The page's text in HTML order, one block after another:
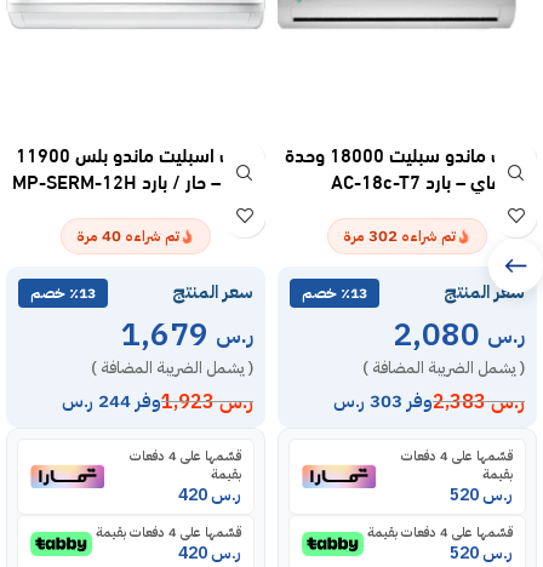
مكيف ماندو سبليت 18000 وحدة
واي فاي – بارد AC-18c-T7
تم شراءه 302 مرة
سعر المنتج ٪13 خصم
ر.س
( يشمل الضريبة المضافة )
ر.س2,383 وفر 303 ر.س
قسّمها على 4 دفعات
بقيمة
ر.س
قسّمها على 4 دفعات بقيمة
ر.س
مكيف اسبليت ماندو بلس 11900
وحدة – حار / بارد MP-SERM-12H
تم شراءه 40 مرة
سعر المنتج ٪13 خصم
ر.س
( يشمل الضريبة المضافة )
ر.س1,923 وفر 244 ر.س
قسّمها على 4 دفعات
بقيمة
ر.س
قسّمها على 4 دفعات بقيمة
ر.س